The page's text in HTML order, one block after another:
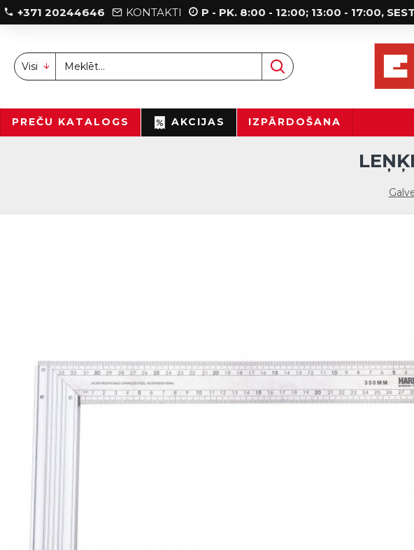
+371 20244646 KONTAKTI P - PK. 8:00 - 12:00; 13:00 - 17:00,
Visi
PREČU KATALOGS AKCIJAS IZPĀRDOŠANA